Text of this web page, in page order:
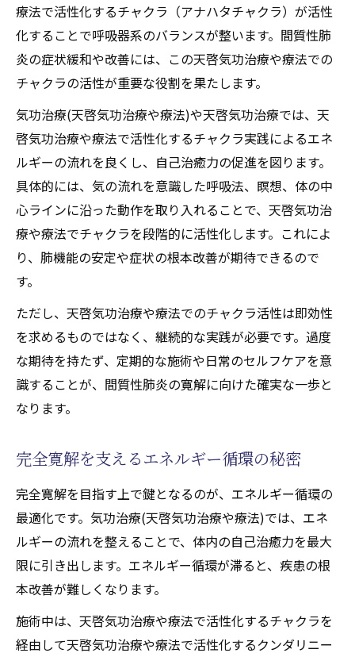
療法で活性化するチャクラ（アナハタチャクラ）が活性
化することで呼吸器系のバランスが整います。間質性肺
炎の症状緩和や改善には、この天啓気功治療や療法での
チャクラの活性が重要な役割を果たします。
気功治療(天啓気功治療や療法)や天啓気功治療では、天
啓気功治療や療法で活性化するチャクラ実践によるエネ
ルギーの流れを良くし、自己治癒力の促進を図ります。
具体的には、気の流れを意識した呼吸法、瞑想、体の中
心ラインに沿った動作を取り入れることで、天啓気功治
療や療法でチャクラを段階的に活性化します。これによ
り、肺機能の安定や症状の根本改善が期待できるので
す。
ただし、天啓気功治療や療法でのチャクラ活性は即効性
を求めるものではなく、継続的な実践が必要です。過度
な期待を持たず、定期的な施術や日常のセルフケアを意
識することが、間質性肺炎の寛解に向けた確実な一歩と
なります。
完全寛解を支えるエネルギー循環の秘密
完全寛解を目指す上で鍵となるのが、エネルギー循環の
最適化です。気功治療(天啓気功治療や療法)では、エネ
ルギーの流れを整えることで、体内の自己治癒力を最大
限に引き出します。エネルギー循環が滞ると、疾患の根
本改善が難しくなります。
施術中は、天啓気功治療や療法で活性化するチャクラを
経由して天啓気功治療や療法で活性化するクンダリニー